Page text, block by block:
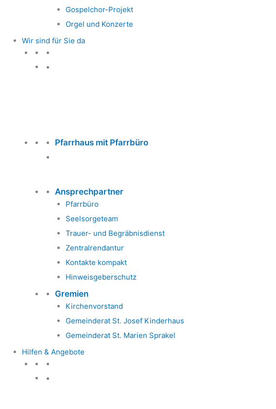
Gospelchor-Projekt
Orgel und Konzerte
Wir sind für Sie da
Pfarrhaus mit Pfarrbüro
Ansprechpartner
Pfarrbüro
Seelsorgeteam
Trauer- und Begräbnisdienst
Zentralrendantur
Kontakte kompakt
Hinweisgeberschutz
Gremien
Kirchenvorstand
Gemeinderat St. Josef Kinderhaus
Gemeinderat St. Marien Sprakel
Hilfen & Angebote